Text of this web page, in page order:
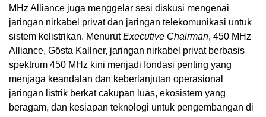
MHz Alliance juga menggelar sesi diskusi mengenai
jaringan nirkabel privat dan jaringan telekomunikasi untuk
sistem kelistrikan. MenurutExecutive Chairman, 450 MHz
Alliance, Gösta Kallner, jaringan nirkabel privat berbasis
spektrum 450 MHz kini menjadi fondasi penting yang
menjaga keandalan dan keberlanjutan operasional
jaringan listrik berkat cakupan luas, ekosistem yang
beragam, dan kesiapan teknologi untuk pengembangan di